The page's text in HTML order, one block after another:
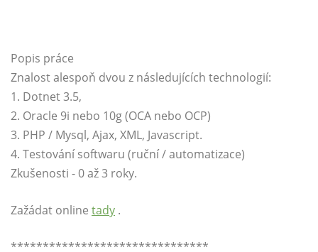
Popis práce
Znalost alespoň dvou z následujících technologií:
1. Dotnet 3.5,
2. Oracle 9i nebo 10g (OCA nebo OCP)
3. PHP / Mysql, Ajax, XML, Javascript.
4. Testování softwaru (ruční / automatizace)
Zkušenosti - 0 až 3 roky.
Zažádat online tady .
*******************************